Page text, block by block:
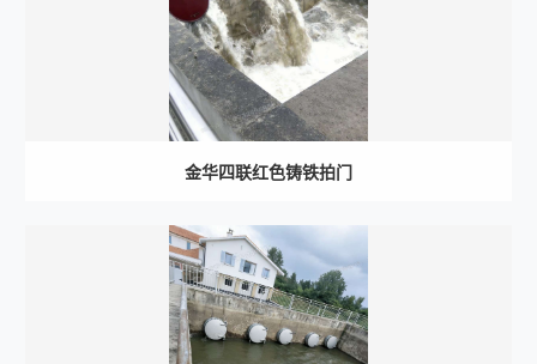
金华四联红色铸铁拍门